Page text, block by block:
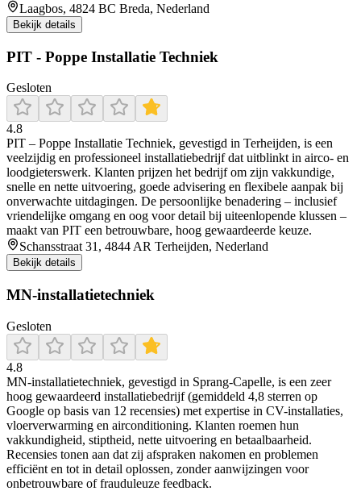
Laagbos, 4824 BC Breda, Nederland
Bekijk details
PIT - Poppe Installatie Techniek
Gesloten
4.8
PIT – Poppe Installatie Techniek, gevestigd in Terheijden, is een
veelzijdig en professioneel installatiebedrijf dat uitblinkt in airco- en
loodgieterswerk. Klanten prijzen het bedrijf om zijn vakkundige,
snelle en nette uitvoering, goede advisering en flexibele aanpak bij
onverwachte uitdagingen. De persoonlijke benadering – inclusief
vriendelijke omgang en oog voor detail bij uiteenlopende klussen –
maakt van PIT een betrouwbare, hoog gewaardeerde keuze.
Schansstraat 31, 4844 AR Terheijden, Nederland
Bekijk details
MN-installatietechniek
Gesloten
4.8
MN‑installatietechniek, gevestigd in Sprang‑Capelle, is een zeer
hoog gewaardeerd installatiebedrijf (gemiddeld 4,8 sterren op
Google op basis van 12 recensies) met expertise in CV-installaties,
vloerverwarming en airconditioning. Klanten roemen hun
vakkundigheid, stiptheid, nette uitvoering en betaalbaarheid.
Recensies tonen aan dat zij afspraken nakomen en problemen
efficiënt en tot in detail oplossen, zonder aanwijzingen voor
onbetrouwbare of frauduleuze feedback.